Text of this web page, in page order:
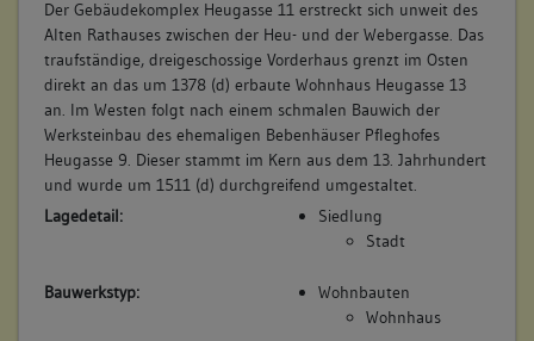
9. Bauphase:
(2000 - 2019)
Verbindungsbau: die Unterzüge und Stützen im Erdgeschoss
sowie die innenhofseitige Außenwand des 1. Obergeschosses
im 21. Jahrhundert im Zuge von Reparaturmaßnahmen
teilweise beziehungsweise vollständig ersetzt.
Betroffene Gebäudeteile:
keine
Der Gebäudekomplex Heugasse 11 erstreckt sich unweit des
Alten Rathauses zwischen der Heu- und der Webergasse. Das
traufständige, dreigeschossige Vorderhaus grenzt im Osten
direkt an das um 1378 (d) erbaute Wohnhaus Heugasse 13
an. Im Westen folgt nach einem schmalen Bauwich der
Werksteinbau des ehemaligen Bebenhäuser Pfleghofes
Heugasse 9. Dieser stammt im Kern aus dem 13. Jahrhundert
und wurde um 1511 (d) durchgreifend umgestaltet.
Lagedetail:
Siedlung
Stadt
Bauwerkstyp:
Wohnbauten
Wohnhaus